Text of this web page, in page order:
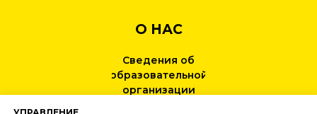
О НАС
Сведения об
образовательной
организации